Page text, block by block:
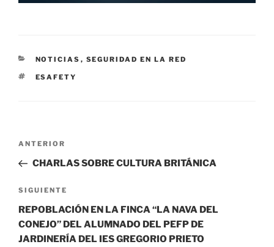
CATEGORÍAS
NOTICIAS , SEGURIDAD EN LA RED
ETIQUETAS
ESAFETY
Navegación
entradas
Entrada
anterior:
ANTERIOR
CHARLAS SOBRE CULTURA BRITÁNICA
Siguiente
entrada
SIGUIENTE
REPOBLACIÓN EN LA FINCA “LA NAVA DEL
CONEJO” DEL ALUMNADO DEL PEFP DE
JARDINERÍA DEL IES GREGORIO PRIETO